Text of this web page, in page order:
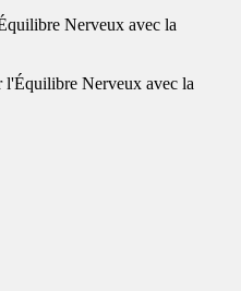
Nerveux avec la